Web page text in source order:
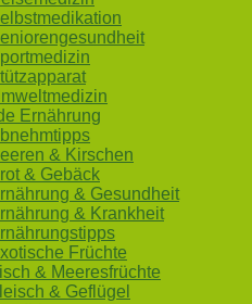
Ernährung
& Kirschen
& Gebäck
& Gesundheit
& Krankheit
Früchte
& Meeresfrüchte
& Geflügel